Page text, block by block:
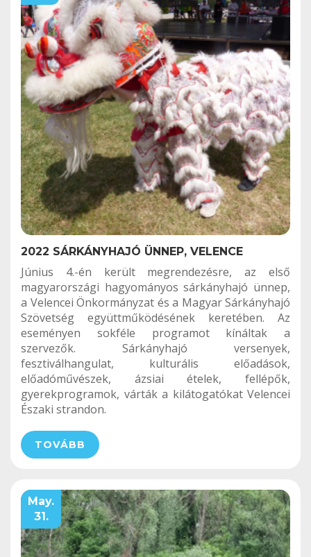
2022 SÁRKÁNYHAJÓ ÜNNEP, VELENCE
Június 4.-én került megrendezésre, az első
magyarországi hagyományos sárkányhajó ünnep,
a Velencei Önkormányzat és a Magyar Sárkányhajó
Szövetség együttműködésének keretében. Az
eseményen sokféle programot kínáltak a
szervezők. Sárkányhajó versenyek,
fesztiválhangulat, kulturális előadások,
előadóművészek, ázsiai ételek, fellépők,
gyerekprogramok, várták a kilátogatókat Velencei
Északi strandon.
TOVÁBB
May.
31.